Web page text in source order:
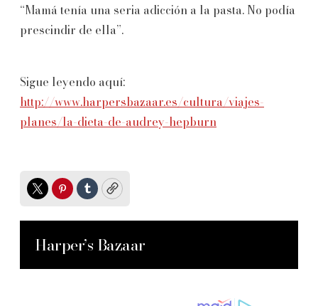
“Mamá tenía una seria adicción a la pasta. No podía
prescindir de ella”.
Sigue leyendo aquí:
http://www.harpersbazaar.es/cultura/viajes-
planes/la-dieta-de-audrey-hepburn
TwitterPinterest
TumblrCopy
Harper’s Bazaar